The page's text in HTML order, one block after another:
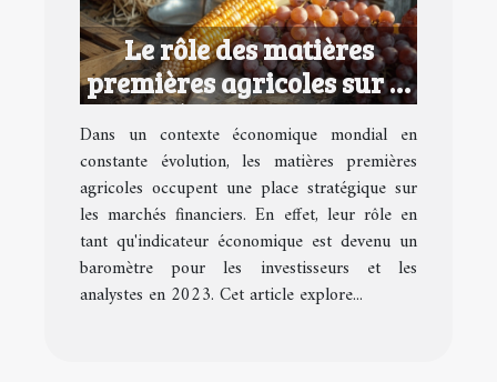
Le rôle des matières
premières agricoles sur le
marché financier en tant
qu'indicateur
économique en 2023
Dans un contexte économique mondial en
constante évolution, les matières premières
agricoles occupent une place stratégique sur
les marchés financiers. En effet, leur rôle en
tant qu'indicateur économique est devenu un
baromètre pour les investisseurs et les
analystes en 2023. Cet article explore...